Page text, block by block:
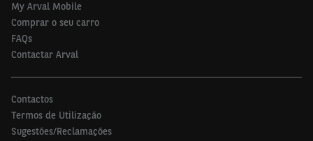
My Arval Mobile
Comprar o seu carro
FAQs
Contactar Arval
Contactos
Termos de Utilização
Sugestões/Reclamações